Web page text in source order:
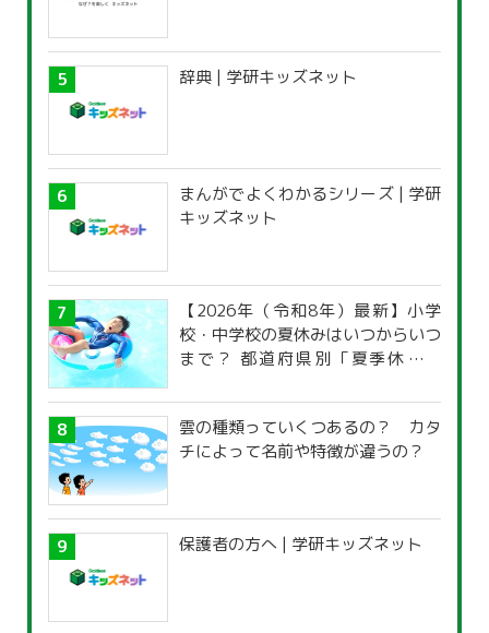
辞典 | 学研キッズネット
まんがでよくわかるシリーズ | 学研
キッズネット
【2026年（令和8年）最新】小学
校・中学校の夏休みはいつからいつ
まで？ 都道府県別「夏季休暇一
雲の種類っていくつあるの？ カタ
チによって名前や特徴が違うの？
保護者の方へ | 学研キッズネット